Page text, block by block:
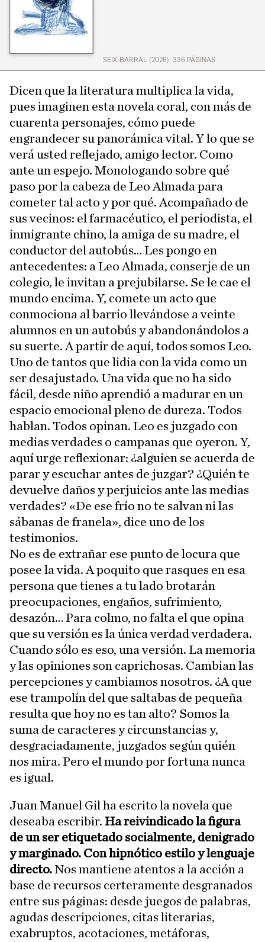
SEIX-BARRAL (2026). 336 PÁGINAS
Dicen que la literatura multiplica la vida,
pues imaginen esta novela coral, con más de
cuarenta personajes, cómo puede
engrandecer su panorámica vital. Y lo que se
verá usted reflejado, amigo lector. Como
ante un espejo. Monologando sobre qué
paso por la cabeza de Leo Almada para
cometer tal acto y por qué. Acompañado de
sus vecinos: el farmacéutico, el periodista, el
inmigrante chino, la amiga de su madre, el
conductor del autobús… Les pongo en
antecedentes: a Leo Almada, conserje de un
colegio, le invitan a prejubilarse. Se le cae el
mundo encima. Y, comete un acto que
conmociona al barrio llevándose a veinte
alumnos en un autobús y abandonándolos a
su suerte. A partir de aquí, todos somos Leo.
Uno de tantos que lidia con la vida como un
ser desajustado. Una vida que no ha sido
fácil, desde niño aprendió a madurar en un
espacio emocional pleno de dureza. Todos
hablan. Todos opinan. Leo es juzgado con
medias verdades o campanas que oyeron. Y,
aquí urge reflexionar: ¿alguien se acuerda de
parar y escuchar antes de juzgar? ¿Quién te
devuelve daños y perjuicios ante las medias
verdades? «De ese frío no te salvan ni las
sábanas de franela», dice uno de los
testimonios.
No es de extrañar ese punto de locura que
posee la vida. A poquito que rasques en esa
persona que tienes a tu lado brotarán
preocupaciones, engaños, sufrimiento,
desazón… Para colmo, no falta el que opina
que su versión es la única verdad verdadera.
Cuando sólo es eso, una versión. La memoria
y las opiniones son caprichosas. Cambian las
percepciones y cambiamos nosotros. ¿A que
ese trampolín del que saltabas de pequeña
resulta que hoy no es tan alto? Somos la
suma de caracteres y circunstancias y,
desgraciadamente, juzgados según quién
nos mira. Pero el mundo por fortuna nunca
es igual.
Juan Manuel Gil ha escrito la novela que
deseaba escribir. Ha reivindicado la figura
de un ser etiquetado socialmente, denigrado
y marginado. Con hipnótico estilo y lenguaje
directo.Nos mantiene atentos a la acción a
base de recursos certeramente desgranados
entre sus páginas: desde juegos de palabras,
agudas descripciones, citas literarias,
exabruptos, acotaciones, metáforas,